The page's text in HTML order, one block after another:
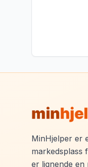
MinHjelper er
markedsplass
er lignende